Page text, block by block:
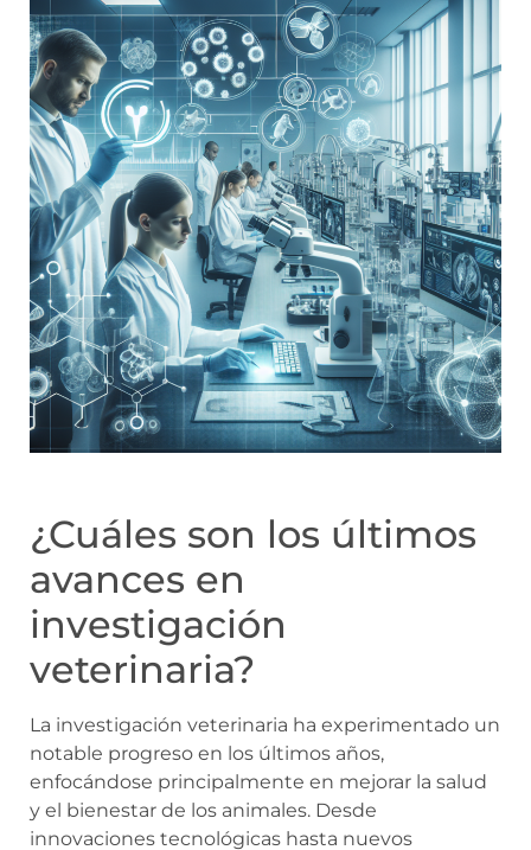
¿Cuáles son los últimos
avances en
investigación
veterinaria?
La investigación veterinaria ha experimentado un
notable progreso en los últimos años,
enfocándose principalmente en mejorar la salud
y el bienestar de los animales. Desde
innovaciones tecnológicas hasta nuevos